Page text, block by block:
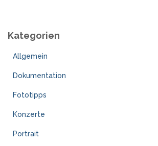
n
Kategorien
Allgemein
Dokumentation
Fototipps
Konzerte
Portrait